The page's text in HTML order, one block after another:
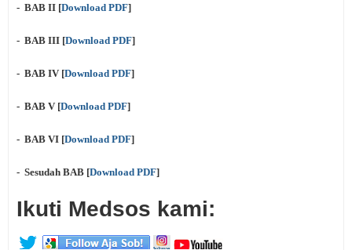
- BAB II [Download PDF]
- BAB III [Download PDF]
- BAB IV [Download PDF]
- BAB V [Download PDF]
- BAB VI [Download PDF]
- Sesudah BAB [Download PDF]
Ikuti Medsos kami: